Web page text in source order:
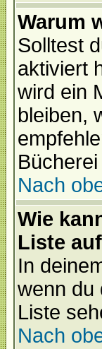
Warum
Solltest
aktiviert
wird ein
bleiben,
Nach
Wie
Liste
In
wenn du
Liste
Nach